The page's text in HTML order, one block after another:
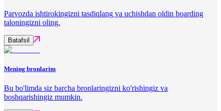
Parvozda ishtirokingizni tasdiqlang va uchishdan oldin boarding
taloningizni oling.
Batafsil
Mening bronlarim
Bu bo'limda siz barcha bronlaringizni ko'rishingiz va
boshqarishingiz mumkin.